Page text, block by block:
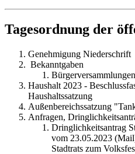
Tagesordnung der
Genehmigung Niederschrift
Bekanntgaben
Haushalt 2023 -
Haushaltssatzung
Außenbereichssatzung
Anfragen,
Dringlichkeitsantrag
vom 23.05.2023
Stadtrats zum